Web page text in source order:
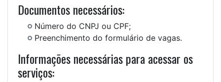
Documentos necessários:
Número do CNPJ ou CPF;
Preenchimento do formulário de vagas.
Informações necessárias para acessar os
serviços: